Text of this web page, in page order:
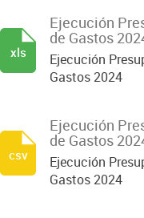
Ejecución
de Gastos
Ejecución
Gastos 2024
xls
Ejecución
de Gastos
Ejecución
Gastos 2024
csv